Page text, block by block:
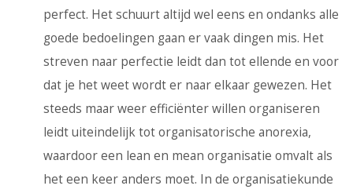
perfect. Het schuurt altijd wel eens en ondanks alle
goede bedoelingen gaan er vaak dingen mis. Het
streven naar perfectie leidt dan tot ellende en voor
dat je het weet wordt er naar elkaar gewezen. Het
steeds maar weer efficiënter willen organiseren
leidt uiteindelijk tot organisatorische anorexia,
waardoor een lean en mean organisatie omvalt als
het een keer anders moet. In de organisatiekunde